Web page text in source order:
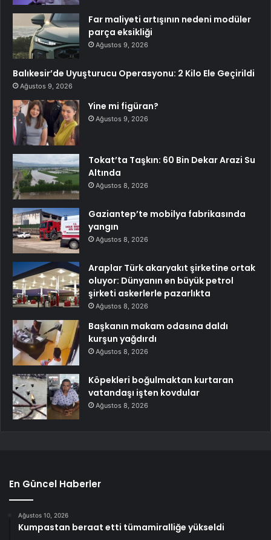
Far maliyeti artışının nedeni modüler
parça eksikliği
Ağustos 9, 2026
Balıkesir’de Uyuşturucu Operasyonu: 2 Kilo Ele Geçirildi
Ağustos 9, 2026
Yine mi figüran?
Ağustos 9, 2026
Tokat’ta Taşkın: 60 Bin Dekar Arazi Su
Altında
Ağustos 8, 2026
Gaziantep’te mobilya fabrikasında
yangın
Ağustos 8, 2026
Araplar Türk akaryakıt şirketine ortak
oluyor: Dünyanın en büyük petrol
şirketi askerlerle pazarlıkta
Ağustos 8, 2026
Başkanın makam odasına daldı
kurşun yağdırdı
Ağustos 8, 2026
Köpekleri boğulmaktan kurtaran
vatandaşı işten kovdular
Ağustos 8, 2026
En Güncel Haberler
Ağustos 10, 2026
Kumpastan beraat etti tümamiralliğe yükseldi